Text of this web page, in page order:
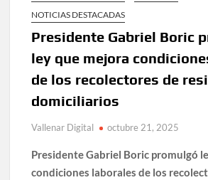
NOTICIAS DESTACADAS
Presidente Gabriel Boric
ley que mejora
de los recolectores de
domiciliarios
Vallenar Digital octubre 21, 2025
Presidente Gabriel Boric promulgó
condiciones laborales de los